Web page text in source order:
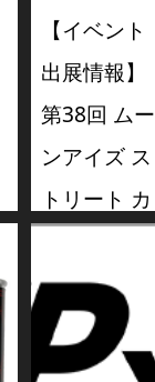
【イベント
出展情報】
第38回 ムー
ンアイズ ス
トリート カ
ルズ に出展
しま
す！！！